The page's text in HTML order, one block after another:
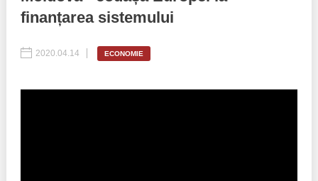
Inițiative în derulare
Politici regionale
Bunele practici
Laborator sociometric
finanțarea sistemului
2020.04.14 ECONOMIE